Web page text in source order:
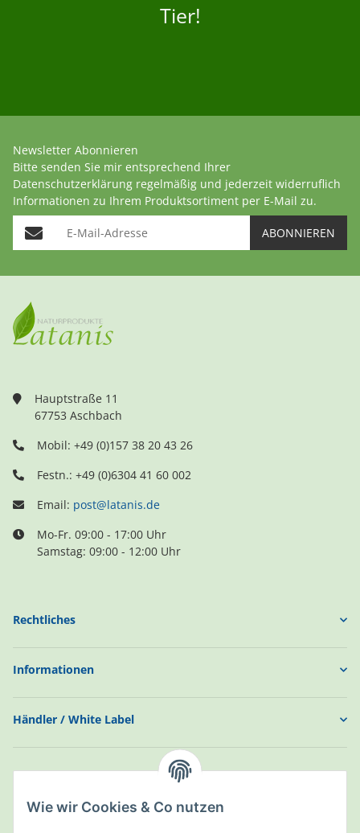
Wie wir Cookies & Co nutzen
Tier!
Newsletter Abonnieren
Bitte senden Sie mir entsprechend Ihrer
Datenschutzerklärung regelmäßig und jederzeit widerruflich
Informationen zu Ihrem Produktsortiment per E-Mail zu.
E-Mail-Adresse ABONNIEREN
Hauptstraße 11
67753 Aschbach
Mobil: +49 (0)157 38 20 43 26
Festn.: +49 (0)6304 41 60 002
Email: post@latanis.de
Mo-Fr. 09:00 - 17:00 Uhr
Samstag: 09:00 - 12:00 Uhr
Rechtliches
Informationen
Händler / White Label